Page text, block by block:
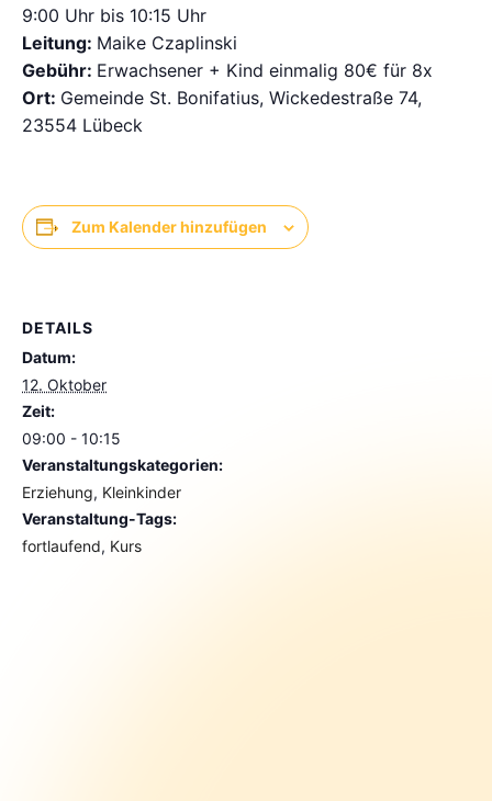
9:00 Uhr bis 10:15 Uhr
Leitung: Maike Czaplinski
Gebühr: Erwachsener + Kind einmalig 80€ für 8x
Ort: Gemeinde St. Bonifatius, Wickedestraße 74,
23554 Lübeck
Zum Kalender hinzufügen
DETAILS
Datum:
12. Oktober
Zeit:
09:00 - 10:15
Veranstaltungskategorien:
Erziehung, Kleinkinder
Veranstaltung-Tags:
fortlaufend, Kurs